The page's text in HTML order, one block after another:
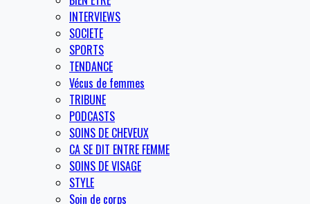
INTERVIEWS
SOCIETE
SPORTS
TENDANCE
Vécus de femmes
TRIBUNE
PODCASTS
SOINS DE CHEVEUX
CA SE DIT ENTRE FEMME
SOINS DE VISAGE
STYLE
Soin de corps